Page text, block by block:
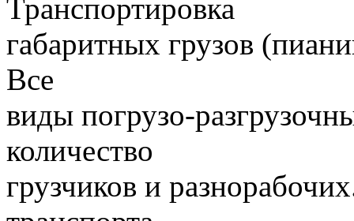
Транспортировка
габаритных грузов
Все
виды погрузо-
количество
грузчиков и